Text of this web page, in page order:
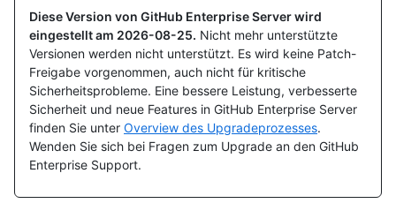
Diese Version von GitHub Enterprise Server wird
eingestellt am 2026-08-25. Nicht mehr unterstützte
Versionen werden nicht unterstützt. Es wird keine Patch-
Freigabe vorgenommen, auch nicht für kritische
Sicherheitsprobleme. Eine bessere Leistung, verbesserte
Sicherheit und neue Features in GitHub Enterprise Server
finden Sie unter Overview des Upgradeprozesses.
Wenden Sie sich bei Fragen zum Upgrade an den GitHub
Enterprise Support.